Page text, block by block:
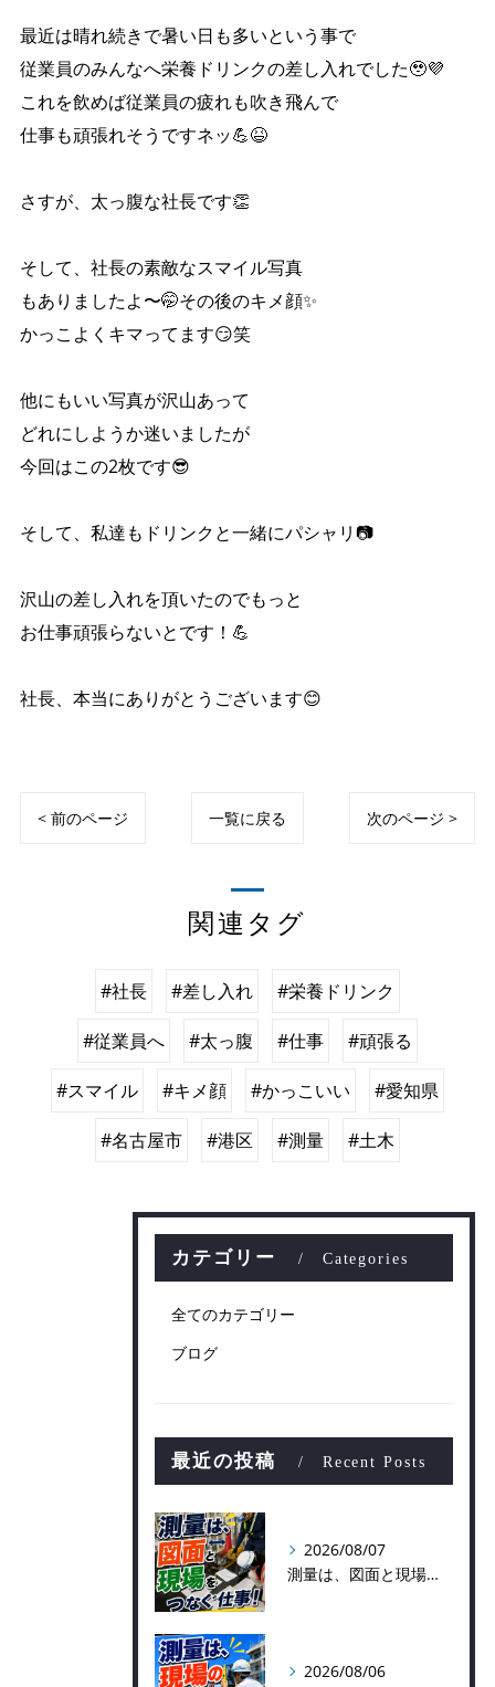
最近は晴れ続きで暑い日も多いという事で
従業員のみんなへ栄養ドリンクの差し入れでした🥹💜
これを飲めば従業員の疲れも吹き飛んで
仕事も頑張れそうですネッ💪😆
さすが、太っ腹な社長です👏
そして、社長の素敵なスマイル写真
もありましたよ〜🤭その後のキメ顔✨
かっこよくキマってます😏笑
他にもいい写真が沢山あって
どれにしようか迷いましたが
今回はこの2枚です😎
そして、私達もドリンクと一緒にパシャリ📷
沢山の差し入れを頂いたのでもっと
お仕事頑張らないとです！💪
社長、本当にありがとうございます😊
< 前のページ 一覧に戻る 次のページ >
関連タグ
#社長 #差し入れ #栄養ドリンク
#従業員へ #太っ腹 #仕事 #頑張る
#スマイル #キメ顔 #かっこいい #愛知県
#名古屋市 #港区 #測量 #土木
カテゴリー Categories
全てのカテゴリー
ブログ
最近の投稿 Recent Posts
2026/08/07
測量は、図面と現場をつなぐ仕事！
2026/08/06